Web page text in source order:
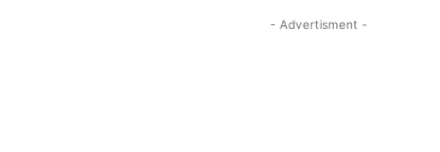
- Advertisment -